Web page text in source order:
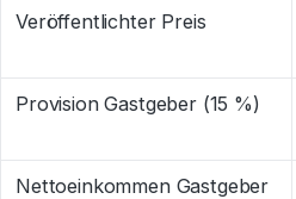
Veröffentlichter Preis
Provision Gastgeber (15 %)
Nettoeinkommen Gastgeber